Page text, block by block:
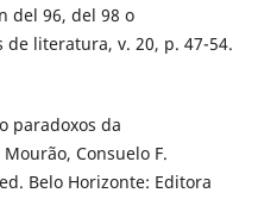
del 96, del 98 o
literatura, v. 20, p. 47-54.
paradoxos da
Consuelo F.
Belo Horizonte: Editora